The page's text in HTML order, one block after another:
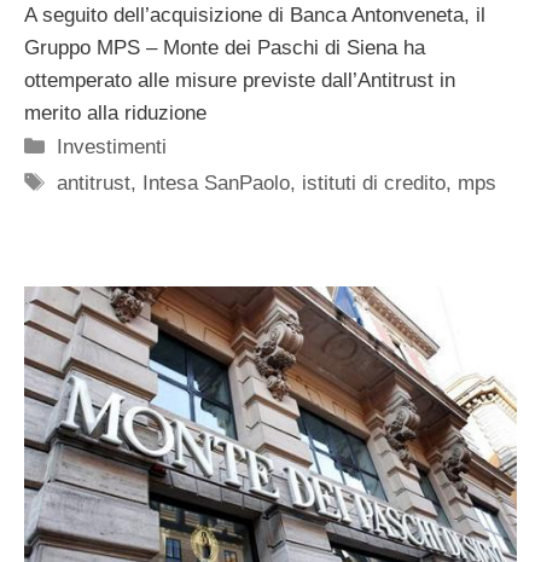
A seguito dell’acquisizione di Banca Antonveneta, il
Gruppo MPS – Monte dei Paschi di Siena ha
ottemperato alle misure previste dall’Antitrust in
merito alla riduzione
Categorie
Investimenti
Tag
antitrust, Intesa SanPaolo, istituti di credito, mps